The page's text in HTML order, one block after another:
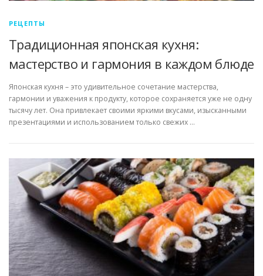
РЕЦЕПТЫ
Традиционная японская кухня:
мастерство и гармония в каждом блюде
Японская кухня – это удивительное сочетание мастерства,
гармонии и уважения к продукту, которое сохраняется уже не одну
тысячу лет. Она привлекает своими яркими вкусами, изысканными
презентациями и использованием только свежих …